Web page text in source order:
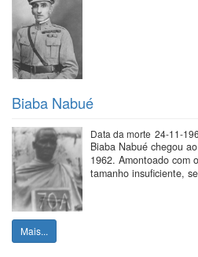
Biaba Nabué
Data da morte 24-11-
Biaba Nabué chegou
1962. Amontoado com
tamanho insuficiente,
Mais...